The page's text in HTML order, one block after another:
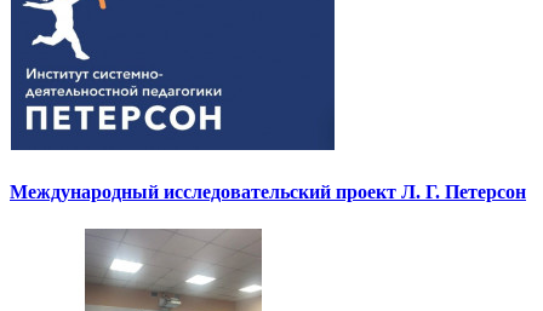
Международный исследовательский проект Л. Г. Петерсон